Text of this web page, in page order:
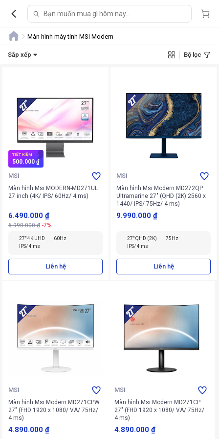
Màn hình máy tính MSI Modern
Sắp xếp Bộ lọc
TIẾT KIỆM
500.000 ₫
MSI
Màn hình Msi MODERN-MD271UL
27 inch (4K/ IPS/ 60Hz/ 4 ms)
6.490.000 ₫
6.990.000 ₫ -7%
27" 4K UHD
60Hz
IPS/ 4 ms
Liên hệ
MSI
Màn hình Msi Modern MD272QP
Ultramarine 27" (QHD (2K) 2560 x
1440/ IPS/ 75Hz/ 4 ms)
9.990.000 ₫
27" QHD (2K)
75Hz
IPS/ 4 ms
Liên hệ
MSI
Màn hình Msi Modern MD271CPW
27" (FHD 1920 x 1080/ VA/ 75Hz/
4 ms)
4.890.000 ₫
MSI
Màn hình Msi Modern MD271CP
27" (FHD 1920 x 1080/ VA/ 75Hz/
4 ms)
4.890.000 ₫